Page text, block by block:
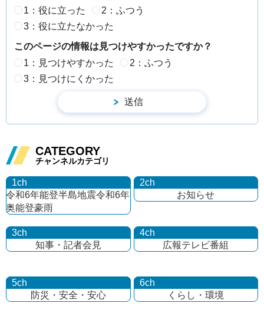
1：役に立った
2：ふつう
3：役に立たなかった
このページの情報は見つけやすかったですか？
1：見つけやすかった
2：ふつう
3：見つけにくかった
CATEGORY
チャンネルカテゴリ
1ch
令和6年能登半島地震令和6年
奥能登豪雨
2ch
お知らせ
3ch
知事・記者会見
4ch
広報テレビ番組
5ch
防災・安全・安心
6ch
くらし・環境